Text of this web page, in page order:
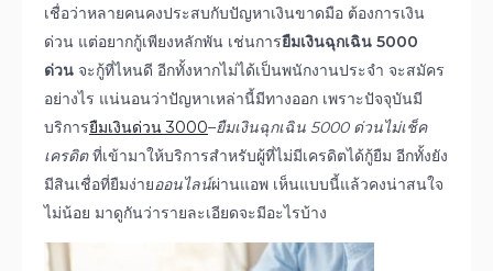
เชื่อว่าหลายคนคงประสบกับปัญหาเงินขาดมือ ต้องการเงิน
ด่วน แต่อยากกู้เพียงหลักพัน เช่นการยืมเงินฉุกเฉิน 5000
ด่วน จะกู้ที่ไหนดี อีกทั้งหากไม่ได้เป็นพนักงานประจำ จะสมัคร
อย่างไร แน่นอนว่าปัญหาเหล่านี้มีทางออก เพราะปัจจุบันมี
บริการยืมเงินด่วน 3000–ยืมเงินฉุกเฉิน 5000 ด่วนไม่เช็ค
เครดิตที่เข้ามาให้บริการสำหรับผู้ที่ไม่มีเครดิตได้กู้ยืม อีกทั้งยัง
มีสินเชื่อที่ยืมง่ายออนไลน์ผ่านแอพ เห็นแบบนี้แล้วคงน่าสนใจ
ไม่น้อย มาดูกันว่ารายละเอียดจะมีอะไรบ้าง